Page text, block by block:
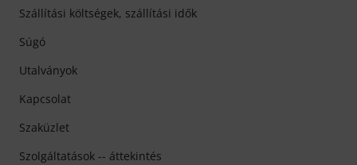
Szállítási költségek, szállítási idők
Súgó
Utalványok
Kapcsolat
Szaküzlet
Szolgáltatások -- áttekintés